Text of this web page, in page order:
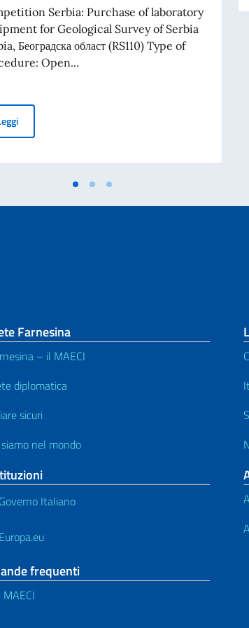
PROMOSSI DA ENTI DEL SETTORE PRIVATO
Serbia: Purchase of laboratory
for Geological Survey of Serbia
Београдска област (RS110) Type of
Open...
TENDER FOR PURCHASE OF LABORATORY
Farnesina
– il MAECI
diplomatica
sicuri
nel mondo
Governo Italiano
Europa.eu
frequenti